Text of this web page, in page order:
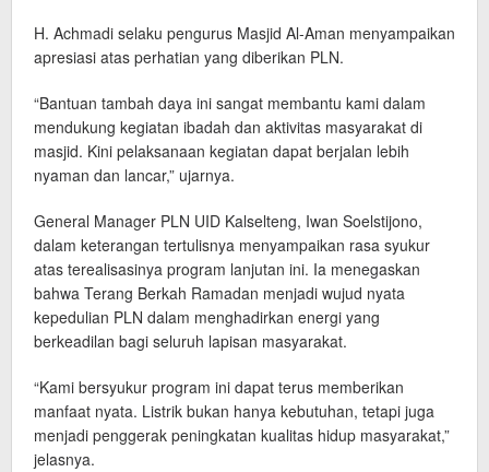
H. Achmadi selaku pengurus Masjid Al-Aman menyampaikan
apresiasi atas perhatian yang diberikan PLN.
“Bantuan tambah daya ini sangat membantu kami dalam
mendukung kegiatan ibadah dan aktivitas masyarakat di
masjid. Kini pelaksanaan kegiatan dapat berjalan lebih
nyaman dan lancar,” ujarnya.
General Manager PLN UID Kalselteng, Iwan Soelstijono,
dalam keterangan tertulisnya menyampaikan rasa syukur
atas terealisasinya program lanjutan ini. Ia menegaskan
bahwa Terang Berkah Ramadan menjadi wujud nyata
kepedulian PLN dalam menghadirkan energi yang
berkeadilan bagi seluruh lapisan masyarakat.
“Kami bersyukur program ini dapat terus memberikan
manfaat nyata. Listrik bukan hanya kebutuhan, tetapi juga
menjadi penggerak peningkatan kualitas hidup masyarakat,”
jelasnya.